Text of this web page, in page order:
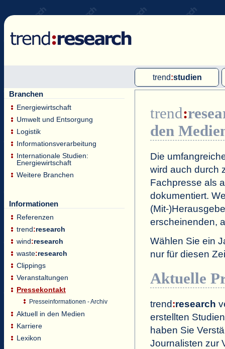
trend:studien
Single-Client-Studien
Internationale Markt Reports
Branchen
Energiewirtschaft
Umwelt und Entsorgung
Logistik
Informationsverarbeitung
Internationale Studien:
Energiewirtschaft
Weitere Branchen
Informationen
Referenzen
trend:research
wind:research
waste:research
Clippings
Veranstaltungen
Pressekontakt
Presseinformationen - Archiv
Aktuell in den Medien
Karriere
Lexikon
trend:
den
Die
wird auch durch
Fachpresse als
dokumentiert.
(Mit-
erscheinenden,
Wählen Sie ein
nur für diesen
Aktuelle
trend:research
erstellten
haben Sie
Journalisten zur